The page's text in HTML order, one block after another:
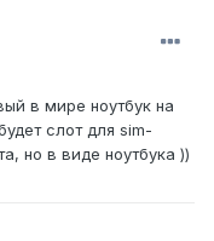
в мире ноутбук на
слот для sim-
но в виде ноутбука ))